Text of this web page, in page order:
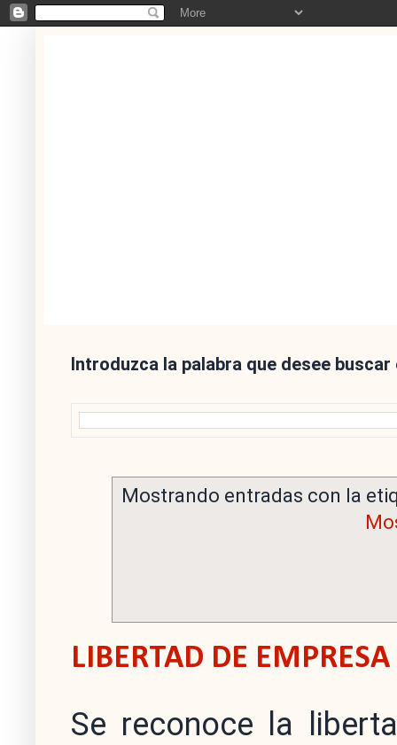
Introduzca la palabra que desee
Mostrando entradas con la
LIBERTAD DE EMPRESA
Se reconoce la